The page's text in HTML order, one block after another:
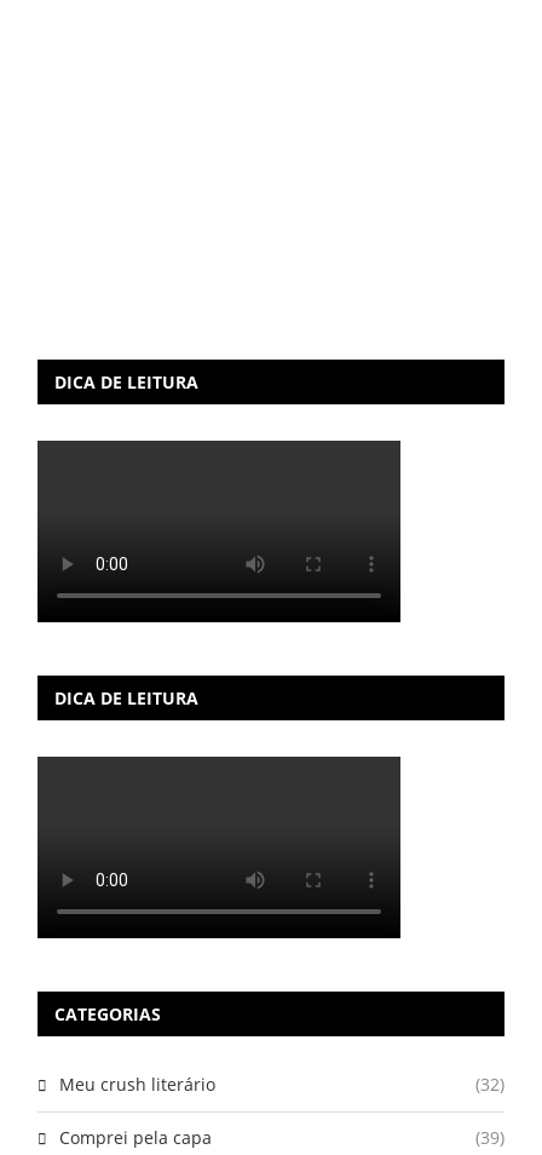
DICA DE LEITURA
DICA DE LEITURA
CATEGORIAS
Meu crush literário (32)
Comprei pela capa (39)